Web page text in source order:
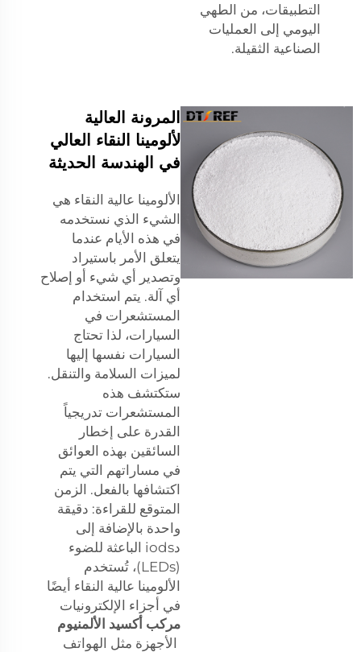
التطبيقات، من الطهي
اليومي إلى العمليات
الصناعية الثقيلة.
المرونة العالية
لألومينا النقاء العالي
في الهندسة الحديثة
الألومينا عالية النقاء هي
الشيء الذي نستخدمه
في هذه الأيام عندما
يتعلق الأمر باستيراد
وتصدير أي شيء أو إصلاح
أي آلة. يتم استخدام
المستشعرات في
السيارات، لذا تحتاج
السيارات نفسها إليها
لميزات السلامة والتنقل.
ستكتشف هذه
المستشعرات تدريجياً
القدرة على إخطار
السائقين بهذه العوائق
في مساراتهم التي يتم
اكتشافها بالفعل. الزمن
المتوقع للقراءة: دقيقة
واحدة بالإضافة إلى
دiods الباعثة للضوء
(LEDs)، تُستخدم
الألومينا عالية النقاء أيضًا
في أجزاء الإلكترونيات
مركب أكسيد الألمنيوم
الأجهزة مثل الهواتف